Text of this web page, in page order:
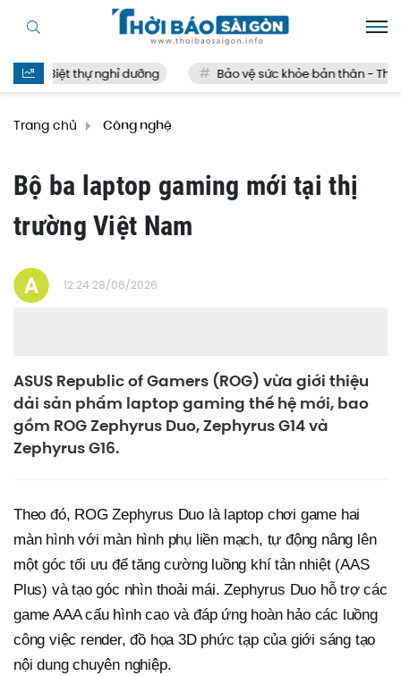
Biệt thự nghỉ dưỡng Bảo vệ sức khỏe bản thân - Thế
Trang chủ Công nghệ
Bộ ba laptop gaming mới tại thị
trường Việt Nam
12:24 28/06/2026
ASUS Republic of Gamers (ROG) vừa giới thiệu
dải sản phẩm laptop gaming thế hệ mới, bao
gồm ROG Zephyrus Duo, Zephyrus G14 và
Zephyrus G16.
Theo đó, ROG Zephyrus Duo là laptop chơi game hai
màn hình với màn hình phụ liền mạch, tự động nâng lên
một góc tối ưu để tăng cường luồng khí tản nhiệt (AAS
Plus) và tạo góc nhìn thoải mái. Zephyrus Duo hỗ trợ các
game AAA cấu hình cao và đáp ứng hoàn hảo các luồng
công việc render, đồ họa 3D phức tạp của giới sáng tạo
nội dung chuyên nghiệp.